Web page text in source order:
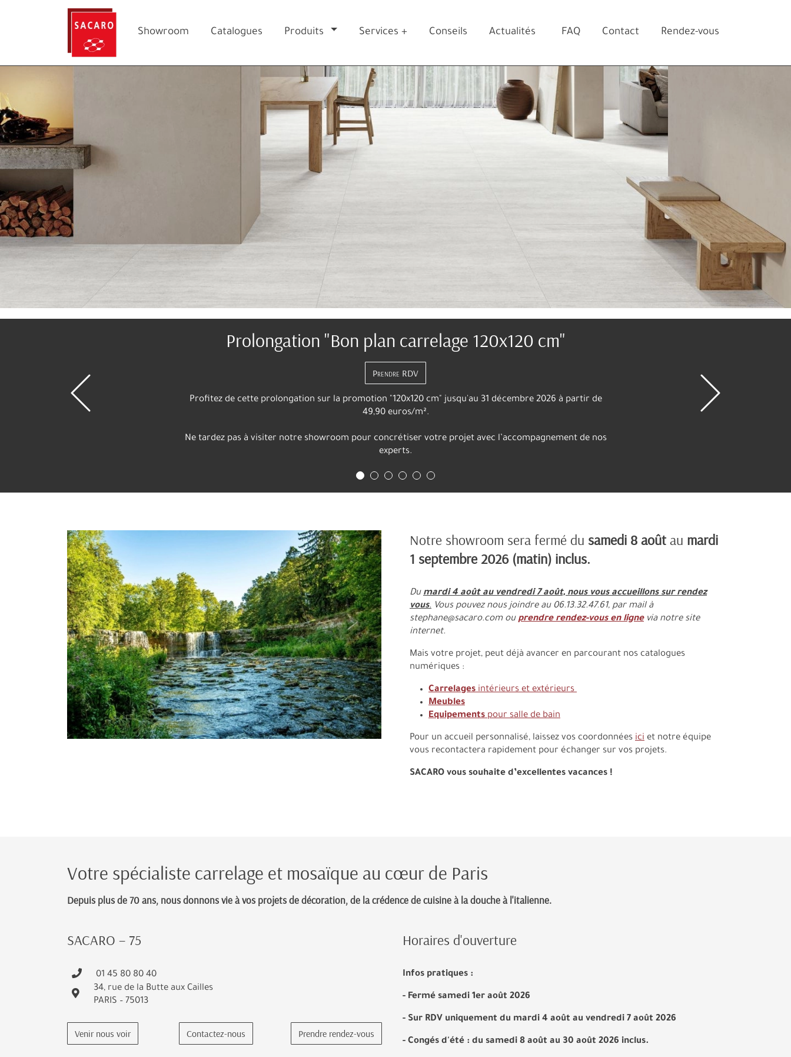
SA CA RO
Accueil Notre showroom sera fermé du samedi 8 août au mardi
1 septembre 2026 (matin) inclus.
Du mardi 4 août au vendredi 7 août, nous vous accueillons sur rendez
vous. Vous pouvez nous joindre au 06.13.32.47.61, par mail à
stephane@sacaro.com ouprendre rendez-vous en lignevia notre site
internet.
Mais votre projet, peut déjà avancer en parcourant nos catalogues
numériques :
Carrelagesintérieurs et extérieurs
Meubles
Equipementspour salle de bain
Pour un accueil personnalisé, laissez vos coordonnées ici et notre équipe
vous recontactera rapidement pour échanger sur vos projets.
SACARO vous souhaite d’excellentes vacances !
Votre spécialiste carrelage et mosaïque au cœur de Paris
Depuis plus de 70 ans, nous donnons vie à vos projets de décoration, de la crédence de cuisine à la douche à l'italienne.
SACARO – 75
01 45 80 80 40
34, rue de la Butte aux Cailles
PARIS – 75013
Venir nous voir Contactez-nous Prendre rendez-vous
Horaires d'ouverture
Infos pratiques :
- Fermé samedi 1er août 2026
- Sur RDV uniquement du mardi 4 août au vendredi 7 août 2026
- Congés d'été : du samedi 8 août au 30 août 2026 inclus.
Showroom Catalogues Produits Services + Conseils Actualités FAQ Contact Rendez-vous